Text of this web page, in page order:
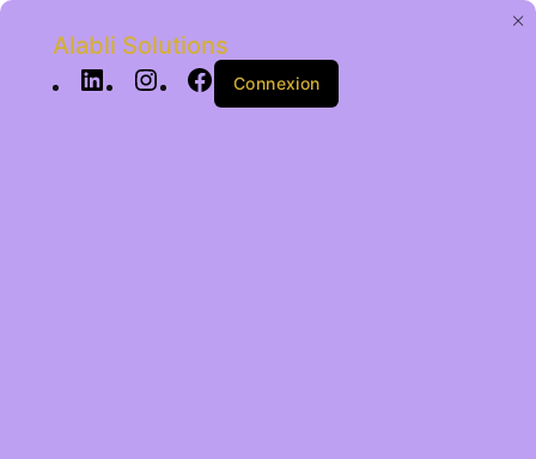
Alabli Solutions
Connexion